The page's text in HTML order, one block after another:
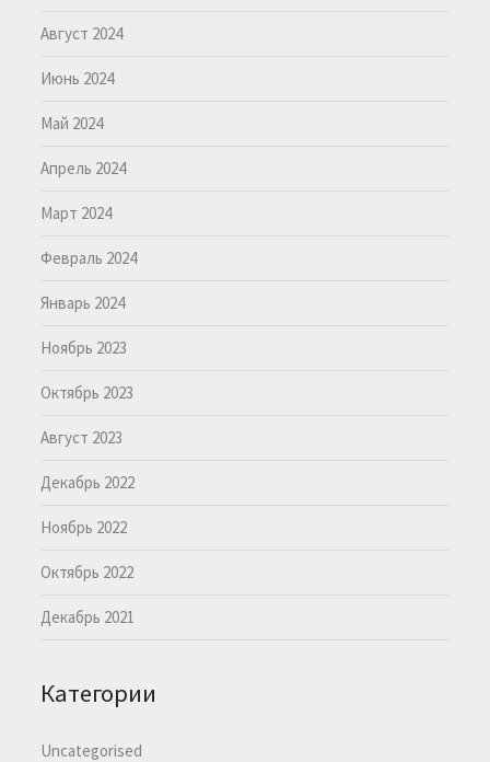
Август 2024
Июнь 2024
Май 2024
Апрель 2024
Март 2024
Февраль 2024
Январь 2024
Ноябрь 2023
Октябрь 2023
Август 2023
Декабрь 2022
Ноябрь 2022
Октябрь 2022
Декабрь 2021
Категории
Uncategorised